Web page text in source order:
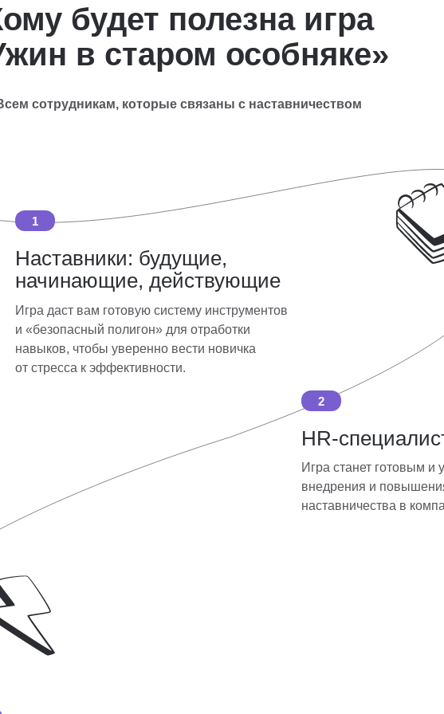
Наставники: будущие,
начинающие, действующие
1
HR-
2
будет полезна игра
в старом особняке»
сотрудникам, которые связаны с наставничеством
Игра даст вам готовую систему инструментов
и «безопасный полигон» для отработки
навыков, чтобы уверенно вести новичка
от стресса к эффективности.
Игра станет готовым
внедрения и
наставничества в